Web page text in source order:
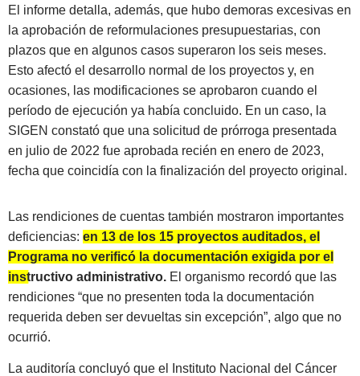
El informe detalla, además, que hubo demoras excesivas en
la aprobación de reformulaciones presupuestarias, con
plazos que en algunos casos superaron los seis meses.
Esto afectó el desarrollo normal de los proyectos y, en
ocasiones, las modificaciones se aprobaron cuando el
período de ejecución ya había concluido. En un caso, la
SIGEN constató que una solicitud de prórroga presentada
en julio de 2022 fue aprobada recién en enero de 2023,
fecha que coincidía con la finalización del proyecto original.
Las rendiciones de cuentas también mostraron importantes
deficiencias: en 13 de los 15 proyectos auditados, el
Programa no verificó la documentación exigida por el
instructivo administrativo. El organismo recordó que las
rendiciones “que no presenten toda la documentación
requerida deben ser devueltas sin excepción”, algo que no
ocurrió.
La auditoría concluyó que el Instituto Nacional del Cáncer